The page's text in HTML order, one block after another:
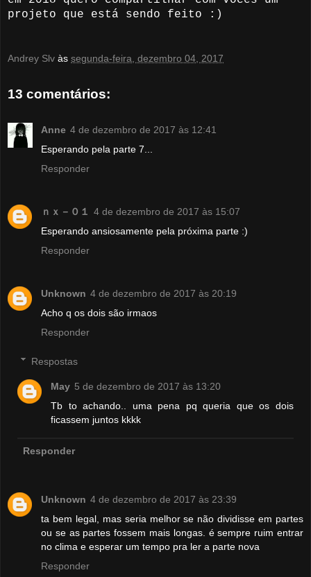
projeto que está sendo feito :)
Andrey Slv às segunda-feira, dezembro 04, 2017
13 comentários:
Anne 4 de dezembro de 2017 às 12:41
Esperando pela parte 7...
Responder
ｎｘ－０１ 4 de dezembro de 2017 às 15:07
Esperando ansiosamente pela próxima parte :)
Responder
Unknown 4 de dezembro de 2017 às 20:19
Acho q os dois são irmaos
Responder
Respostas
May 5 de dezembro de 2017 às 13:20
Tb to achando.. uma pena pq queria que os dois
ficassem juntos kkkk
Responder
Unknown 4 de dezembro de 2017 às 23:39
ta bem legal, mas seria melhor se não dividisse em partes
ou se as partes fossem mais longas. é sempre ruim entrar
no clima e esperar um tempo pra ler a parte nova
Responder